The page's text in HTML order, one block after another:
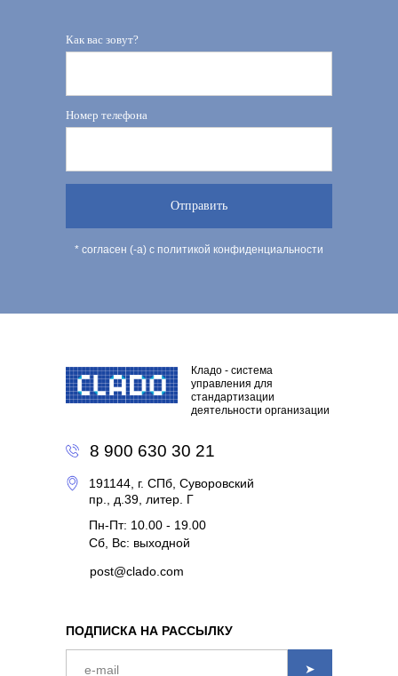
Как вас зовут?
Номер телефона
Отправить
* согласен (-а) с политикой конфиденциальности
8 900 630 30 21
post@clado.com
Кладо - система
управления для
стандартизации
деятельности организации
191144, г. СПб, Суворовский
пр., д.39, литер. Г
ПОДПИСКА НА РАССЫЛКУ
➤
Пн-Пт: 10.00 - 19.00
Сб, Вс: выходной